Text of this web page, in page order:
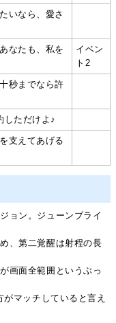
いなら、愛さ
なたも、私を
イベン
ト2
秒までなら許
ただけよ♪
支えてあげる
ョン。ジューンブライ
、第二覚醒は射程の長
画面全範囲というぶっ
マッチしていると言え